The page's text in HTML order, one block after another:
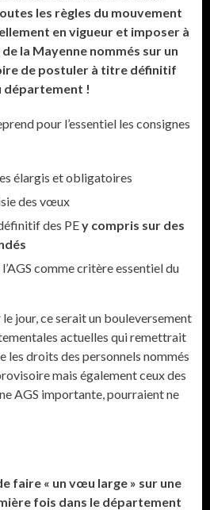
les règles du mouvement
en vigueur et imposer à
la Mayenne nommés sur un
de postuler à titre définitif
département !
pour l’essentiel les consignes
élargis et obligatoires
des vœux
des PEy compris sur des
l’AGS comme critère essentiel du
jour, ce serait un bouleversement
actuelles qui remettrait
les droits des personnels nommés
mais également ceux des
AGS importante, pourraient ne
faire « un vœu large » sur une
fois dans le département